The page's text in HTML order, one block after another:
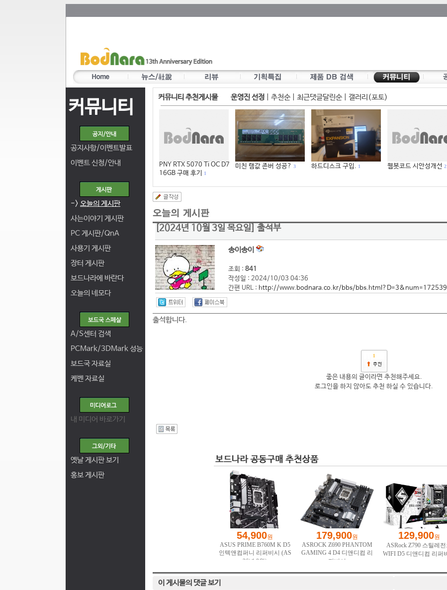
커뮤니티
공지사항/이벤트발표
이벤트 신청/안내
-> 오늘의 게시판
사는이야기 게시판
PC 게시판/QnA
사용기 게시판
장터 게시판
보드나라에 바란다
오늘의 네모다
A/S센터 검색
PCMark/3DMark 성능
보드국 자료실
케벤 자료실
내 미디어 바로가기
옛날 게시판 보기
홍보 게시판
커뮤니티 추천게시물 운영진 선정 추천순| 최근댓글달린순| 갤러리(포토)
PNY RTX 5070 Ti OC D7
16GB 구매 후기
1
미친 램값 존버 성공? 3 하드디스크 구입. 1 웹봇코드 시안성개선 2
[2024년 10월 3일 목요일] 출석부
송이송이
조회 : 841
작성일 : 2024/10/03 04:36
간편 URL : http://www.bodnara.co.kr/bbs/bbs.html?D=3&num=172539
출석합니다.
1
좋은 내용의 글이라면 추천해주세요.
로그인을 하지 않아도 추천 하실 수 있습니다.
이 게시물의 댓글 보기